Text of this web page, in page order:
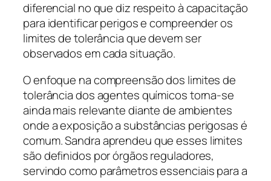
diferencial no que diz respeito à capacitação
para identificar perigos e compreender os
limites de tolerância que devem ser
observados em cada situação.
O enfoque na compreensão dos limites de
tolerância dos agentes químicos torna-se
ainda mais relevante diante de ambientes
onde a exposição a substâncias perigosas é
comum. Sandra aprendeu que esses limites
são definidos por órgãos reguladores,
servindo como parâmetros essenciais para a